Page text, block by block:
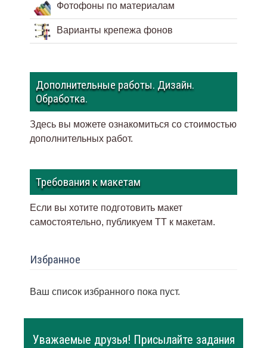
Фотофоны по материалам
Варианты крепежа фонов
Дополнительные работы. Дизайн.
Обработка.
Здесь вы можете ознакомиться со стоимостью
дополнительных работ.
Требования к макетам
Если вы хотите подготовить макет
самостоятельно, публикуем ТТ к макетам.
Избранное
Ваш список избранного пока пуст.
Уважаемые друзья! Присылайте задания